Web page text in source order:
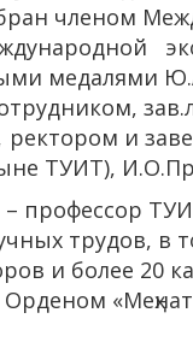
членом
медалями
и
ТУИТ),
профессор
трудов, в
и более 20